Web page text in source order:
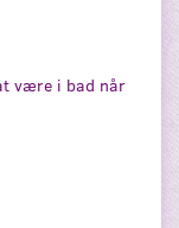
være i bad når